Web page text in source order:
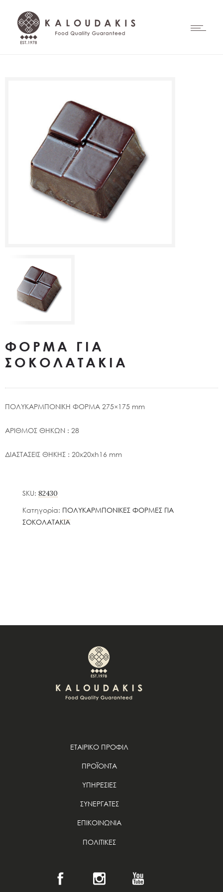
ΦΟΡΜΑ ΓΙΑ
ΣΟΚΟΛΑΤΑΚΙΑ
ΠΟΛΥΚΑΡΜΠΟΝΙΚΗ ΦΟΡΜΑ 275×175 mm
ΑΡΙΘΜΟΣ ΘΗΚΩΝ : 28
ΔΙΑΣΤΑΣΕΙΣ ΘΗΚΗΣ : 20x20xh16 mm
SKU: 82430
Κατηγορία: ΠΟΛΥΚΑΡΜΠΟΝΙΚΕΣ ΦΟΡΜΕΣ ΓΙΑ
ΣΟΚΟΛΑΤΑΚΙΑ
ΕΤΑΙΡΙΚΟ ΠΡΟΦΙΛ
ΠΡΟΪΟΝΤΑ
ΥΠΗΡΕΣΙΕΣ
ΣΥΝΕΡΓΑΤΕΣ
ΕΠΙΚΟΙΝΩΝΙΑ
ΠΟΛΙΤΙΚΕΣ